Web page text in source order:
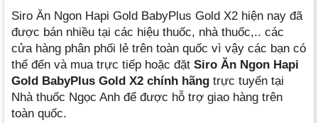
Siro Ăn Ngon Hapi Gold BabyPlus Gold X2 hiện nay đã
được bán nhiều tại các hiệu thuốc, nhà thuốc,.. các
cửa hàng phân phối lẻ trên toàn quốc vì vậy các bạn có
thể đến và mua trực tiếp hoặc đặt Siro Ăn Ngon Hapi
Gold BabyPlus Gold X2 chính hãng trực tuyến tại
Nhà thuốc Ngọc Anh để được hỗ trợ giao hàng trên
toàn quốc.